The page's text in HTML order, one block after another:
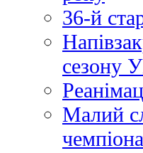
36-й
сезону
Малий